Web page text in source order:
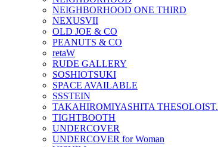
NEIGHBORHOOD ONE THIRD
NEXUSVII
OLD JOE & CO
PEANUTS & CO
retaW
RUDE GALLERY
SOSHIOTSUKI
SPACE AVAILABLE
SSSTEIN
TAKAHIROMIYASHITA THESOLOIST.
TIGHTBOOTH
UNDERCOVER
UNDERCOVER for Woman